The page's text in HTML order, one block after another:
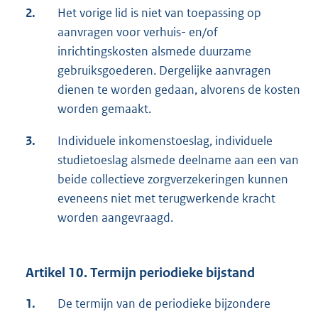
2.
Het vorige lid is niet van toepassing op
aanvragen voor verhuis- en/of
inrichtingskosten alsmede duurzame
gebruiksgoederen. Dergelijke aanvragen
dienen te worden gedaan, alvorens de kosten
worden gemaakt.
3.
Individuele inkomenstoeslag, individuele
studietoeslag alsmede deelname aan een van
beide collectieve zorgverzekeringen kunnen
eveneens niet met terugwerkende kracht
worden aangevraagd.
Artikel 10. Termijn periodieke bijstand
1.
De termijn van de periodieke bijzondere